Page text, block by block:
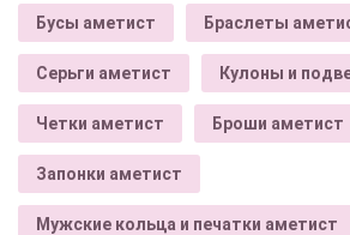
Бусы аметист Браслеты
Серьги аметист Кулоны и
Четки аметист Броши аметист
Запонки аметист
Мужские кольца и печатки аметист